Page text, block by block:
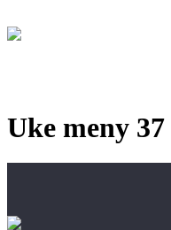
Uke meny 37